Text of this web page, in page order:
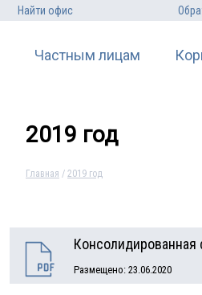
Найти офис
Частным лицам
2019 год
Главная / 2019 год
Консолидированная
Размещено: 23.06.2020